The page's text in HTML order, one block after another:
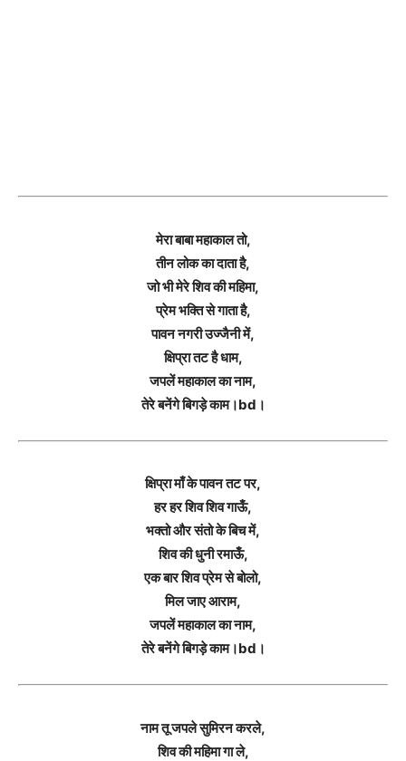
मेरा बाबा महाकाल तो,
तीन लोक का दाता है,
जो भी मेरे शिव की महिमा,
प्रेम भक्ति से गाता है,
पावन नगरी उज्जैनी में,
क्षिप्रा तट है धाम,
जपलें महाकाल का नाम,
तेरे बनेंगे बिगड़े काम।bd।
क्षिप्रा माँ के पावन तट पर,
हर हर शिव शिव गाऊँ,
भक्तो और संतो के बिच में,
शिव की धुनी रमाऊँ,
एक बार शिव प्रेम से बोलो,
मिल जाए आराम,
जपलें महाकाल का नाम,
तेरे बनेंगे बिगड़े काम।bd।
नाम तू जपले सुमिरन करले,
शिव की महिमा गा ले,